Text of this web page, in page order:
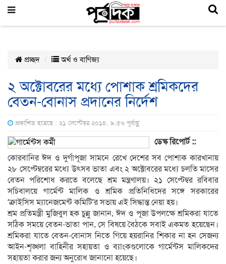
প্রচ্ছদ অর্থ ও বাণিজ্য
২ অক্টোবরের মধ্যে পোশাক শ্রমিকদের
বেতন-বোনাস প্রদানের নির্দেশ
প্রকাশিত হয়েছে : ২১ সেপ্টেম্বর ২০১৪, ৯:৫৬ পূর্বাহ্ণ
ডেস্ক রিপোর্ট ::
কোরবানির ঈদ ও দুর্গাপূজা সামনে রেখে দেশের সব পোশাক কারখানায়
২৮ সেপ্টেম্বরের মধ্যে উৎসব ভাতা এবং ২ অক্টোবরের মধ্যে চলতি মাসের
বেতন পরিশোধ করতে বলেছে শ্রম মন্ত্রণালয়। ২১ সেপ্টেম্বর রবিবার
সচিবালয়ে গার্মেন্ট মালিক ও শ্রমিক প্রতিনিধিদের সঙ্গে সরকারের
‘ক্রাইসিস ম্যানেজমেন্ট কমিটি’র সভায় এই সিদ্ধান্ত নেয়া হয়।
শ্রম প্রতিমন্ত্রী মুজিবুল হক চুন্নু জানান, ঈদ ও পূজা উপলক্ষে শ্রমিকরা যাতে
সঠিক সময়ে বেতন-ভাতা পান, সে বিষয়ে বৈঠকে সবাই একমত হয়েছেন।
শ্রমিকরা যাতে বেতন-বোনাস নিতে গিয়ে হয়রানির শিকার না হন সেজন্য
আইন-শৃঙ্খলা বাহিনীর সহায়তা ও ব্যাংকগুলোকে গার্মেন্টস মালিকদের
সহায়তা করার জন্য অনুরোধ জানানো হয়েছে।